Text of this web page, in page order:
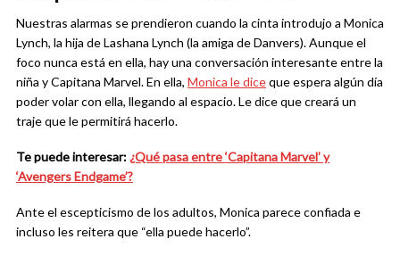
Nuestras alarmas se prendieron cuando la cinta introdujo a Monica
Lynch, la hija de Lashana Lynch (la amiga de Danvers). Aunque el
foco nunca está en ella, hay una conversación interesante entre la
niña y Capitana Marvel. En ella, Monica le diceque espera algún día
poder volar con ella, llegando al espacio. Le dice que creará un
traje que le permitirá hacerlo.
Te puede interesar: ¿Qué pasa entre ‘Capitana Marvel’ y
‘Avengers Endgame’?
Ante el escepticismo de los adultos, Monica parece confiada e
incluso les reitera que “ella puede hacerlo”.